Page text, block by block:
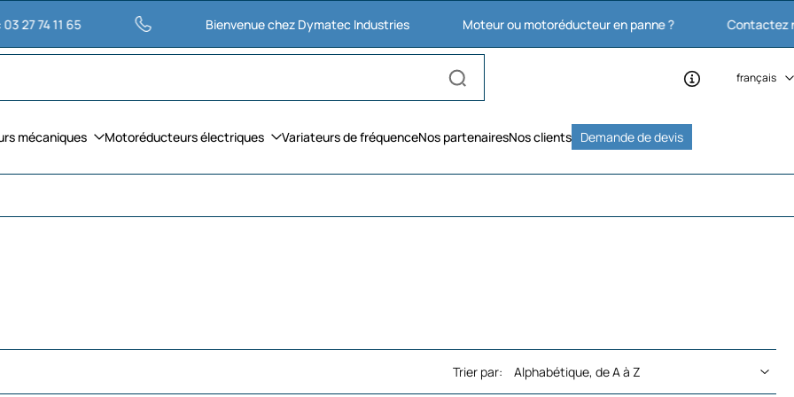
65 Bienvenue chez Dymatec Industries Moteur ou motoréducteur en panne ? Contactez nous : 03
français
mécaniques Motoréducteurs électriques Variateurs de fréquenceNos partenairesNos clients Demande de devis
Trier par: